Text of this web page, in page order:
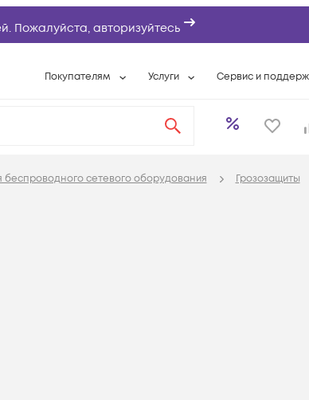
Пожалуйста, авторизуйтесь
Покупателям
Вопросы и ответы
Услуги
Расширенная гарантия
Сервис и
Разовые
Сервисный центр
сетевого оборудования Грозозащиты